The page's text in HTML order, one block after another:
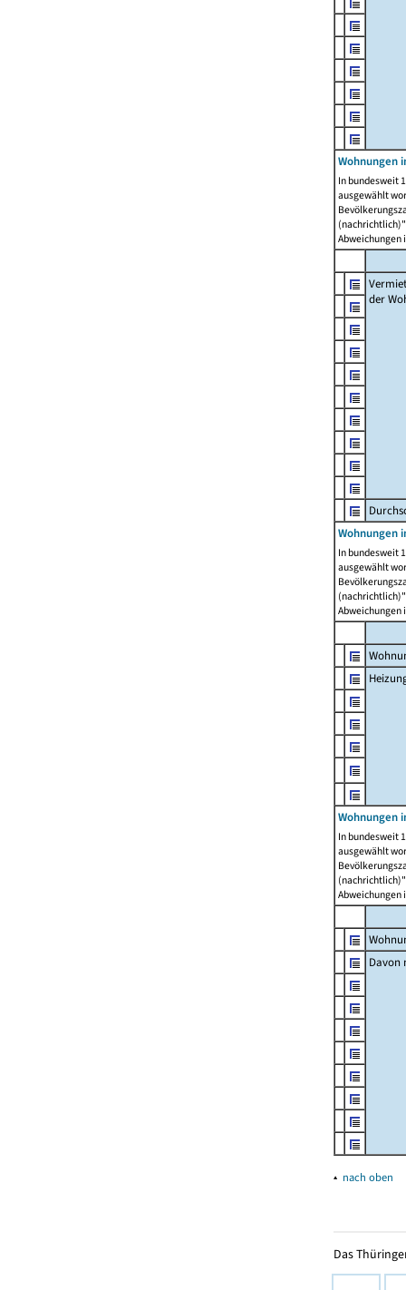
Wohnungen
In bundesweit
ausgewählt
Abweichungen
der
Wohnungen
In bundesweit
ausgewählt
Abweichungen
Wohnungen
In bundesweit
ausgewählt
Abweichungen
Davon
▴ nach oben
Das